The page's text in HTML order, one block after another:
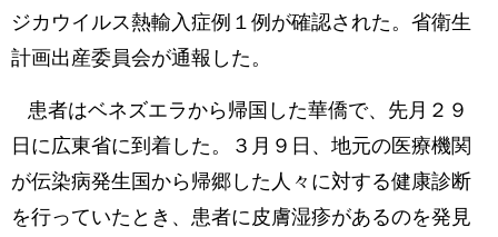
観光 評論 写真
中日対訳
ジカウイルス熱輸入症例１例が確認された。省衛生
計画出産委員会が通報した。
患者はベネズエラから帰国した華僑で、先月２９
日に広東省に到着した。３月９日、地元の医療機関
が伝染病発生国から帰郷した人々に対する健康診断
を行っていたとき、患者に皮膚湿疹があるのを発見